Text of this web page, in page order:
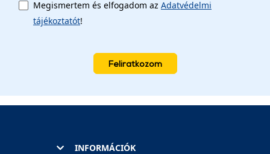
Megismertem és elfogadom az Adatvédelmi
tájékoztatót!
Feliratkozom
INFORMÁCIÓK